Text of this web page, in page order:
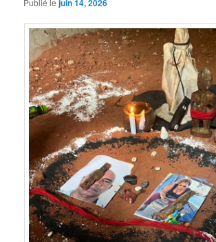
juin 14, 2026